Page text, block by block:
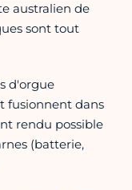
australien de
sont tout
d'orgue
fusionnent dans
rendu possible
(batterie,